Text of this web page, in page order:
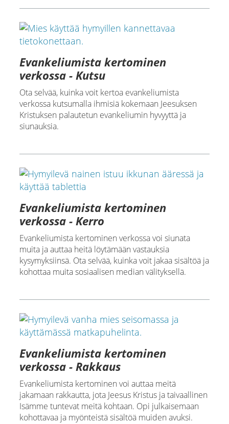
Evankeliumista kertominen
verkossa - Kutsu
Ota selvää, kuinka voit kertoa evankeliumista
verkossa kutsumalla ihmisiä kokemaan Jeesuksen
Kristuksen palautetun evankeliumin hyvyyttä ja
siunauksia.
Evankeliumista kertominen
verkossa - Kerro
Evankeliumista kertominen verkossa voi siunata
muita ja auttaa heitä löytämään vastauksia
kysymyksiinsä. Ota selvää, kuinka voit jakaa sisältöä ja
kohottaa muita sosiaalisen median välityksellä.
Evankeliumista kertominen
verkossa - Rakkaus
Evankeliumista kertominen voi auttaa meitä
jakamaan rakkautta, jota Jeesus Kristus ja taivaallinen
Isämme tuntevat meitä kohtaan. Opi julkaisemaan
kohottavaa ja myönteistä sisältöä muiden avuksi.